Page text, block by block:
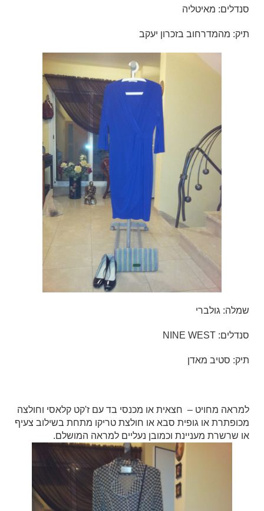
סנדלים: מאיטליה
תיק: מהמדרחוב בזכרון יעקב
שמלה: גולברי
סנדלים: NINE WEST
תיק: סטיב מאדן
למראה מחויט – חצאית או מכנסי בד עם ז'קט קלאסי וחולצה
מכופתרת או גופית סבא או חולצת טריקו מתחת בשילוב צעיף
או שרשרת מעניינת וכמובן נעליים למראה המושלם.